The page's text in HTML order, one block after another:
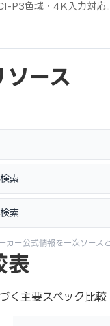
P3色域・4K入力対
ース
索
索
ー公式情報を一次ソース
表
く主要スペック比較